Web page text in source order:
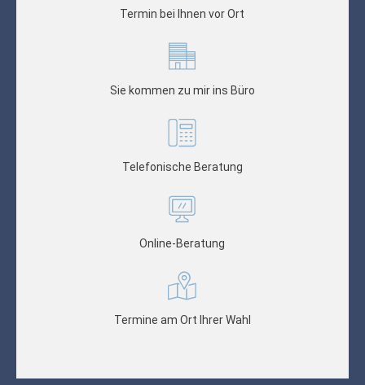
Termin bei Ihnen vor Ort
Sie kommen zu mir ins Büro
Telefonische Beratung
Online-Beratung
Termine am Ort Ihrer Wahl